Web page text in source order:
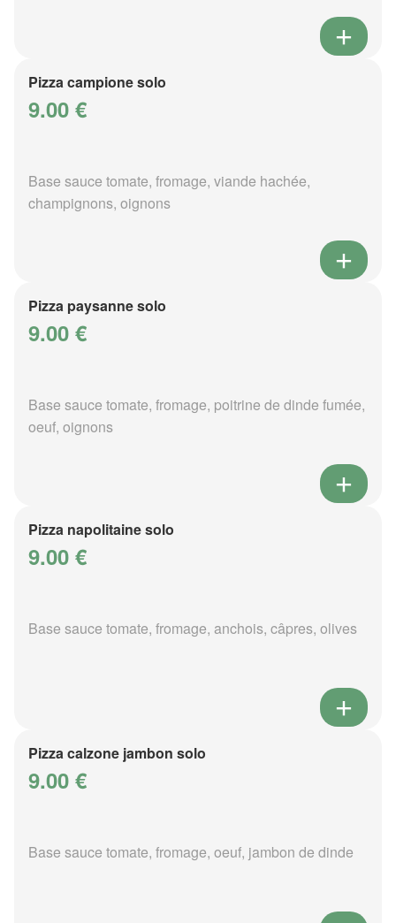
Pizza campione solo
9.00 €
Base sauce tomate, fromage, viande hachée,
champignons, oignons
Pizza paysanne solo
9.00 €
Base sauce tomate, fromage, poitrine de dinde fumée,
oeuf, oignons
Pizza napolitaine solo
9.00 €
Base sauce tomate, fromage, anchois, câpres, olives
Pizza calzone jambon solo
9.00 €
Base sauce tomate, fromage, oeuf, jambon de dinde